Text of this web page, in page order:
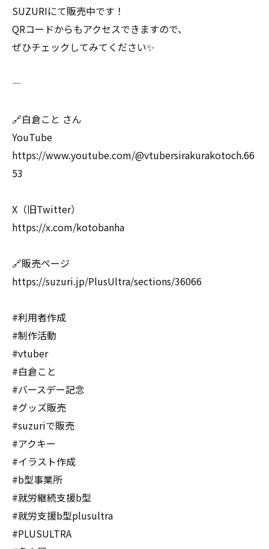
SUZURIにて販売中です！
QRコードからもアクセスできますので、
ぜひチェックしてみてください✨
――――――――――――――――
🔗白倉こと さん
YouTube
https://www.youtube.com/@vtubersirakurakotoch.66
53
X（旧Twitter）
https://x.com/kotobanha
🔗販売ページ
https://suzuri.jp/PlusUltra/sections/36066
#利用者作成
#制作活動
#vtuber
#白倉こと
#バースデー記念
#グッズ販売
#suzuriで販売
#アクキー
#イラスト作成
#b型事業所
#就労継続支援b型
#就労支援b型plusultra
#PLUSULTRA